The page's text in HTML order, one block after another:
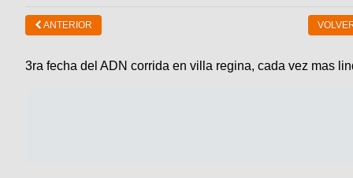
ANTERIOR
3ra fecha del ADN corrida en villa regina, cada vez mas